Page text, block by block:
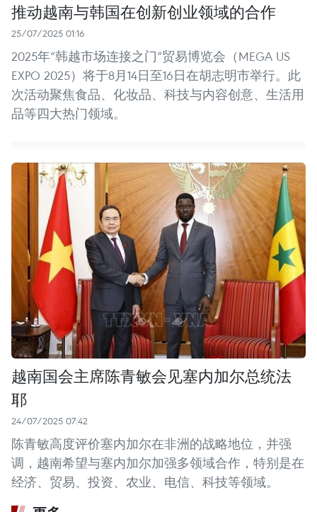
推动越南与韩国在创新创业领域的合作
25/07/2025 01:16
2025年“韩越市场连接之门“贸易博览会（MEGA US
EXPO 2025）将于8月14日至16日在胡志明市举行。此
次活动聚焦食品、化妆品、科技与内容创意、生活用
品等四大热门领域。
越南国会主席陈青敏会见塞内加尔总统法
耶
24/07/2025 07:42
陈青敏高度评价塞内加尔在非洲的战略地位，并强
调，越南希望与塞内加尔加强多领域合作，特别是在
经济、贸易、投资、农业、电信、科技等领域。